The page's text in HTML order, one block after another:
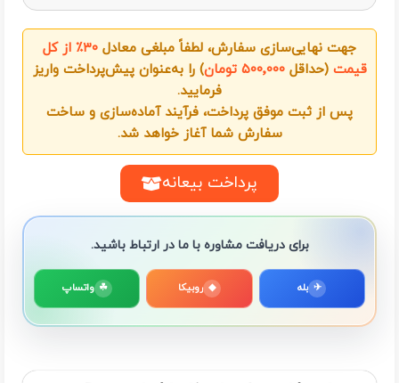
جهت نهایی‌سازی سفارش، لطفاً مبلغی معادل
۳۰٪ از کل
قیمت (حداقل۵۰۰٬۰۰۰ تومان
) را به‌عنوان پیش‌پرداخت واریز
فرمایید.
پس از ثبت موفق پرداخت، فرآیند آماده‌سازی و ساخت
سفارش شما آغاز خواهد شد.
پرداخت بیعانه
برای دریافت مشاوره با ما در ارتباط باشید.
✈ بله ◆ روبیکا ☘ واتساپ